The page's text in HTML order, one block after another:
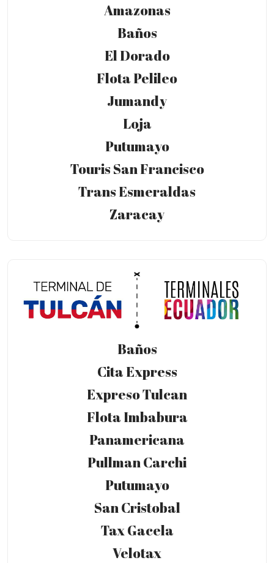
Amazonas
Baños
El Dorado
Flota Pelileo
Jumandy
Loja
Putumayo
Touris San Francisco
Trans Esmeraldas
Zaracay
Baños
Cita Express
Expreso Tulcan
Flota Imbabura
Panamericana
Pullman Carchi
Putumayo
San Cristobal
Tax Gacela
Velotax